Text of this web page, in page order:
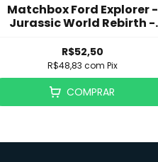
Matchbox Ford Explorer -
Jurassic World Rebirth -
R$52,50
R$48,83 com Pix
COMPRAR